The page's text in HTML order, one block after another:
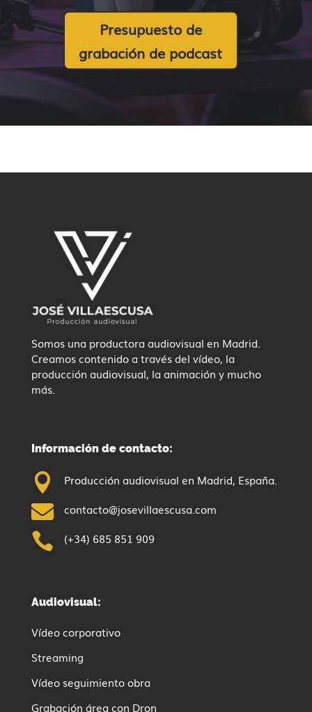
Presupuesto de
grabación de podcast
Somos una productora audiovisual en Madrid.
Creamos contenido a través del vídeo, la
producción audiovisual, la animación y mucho
más.
Información de contacto:
 Producción audiovisual en Madrid, España.
 contacto@josevillaescusa.com
 (+34) 685 851 909
Audiovisual:
Vídeo corporativo
Streaming
Vídeo seguimiento obra
Grabación área con Dron